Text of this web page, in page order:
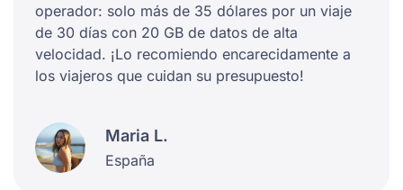
operador: solo más de 35 dólares por un viaje
de 30 días con 20 GB de datos de alta
velocidad. ¡Lo recomiendo encarecidamente a
los viajeros que cuidan su presupuesto!
Maria L.
España